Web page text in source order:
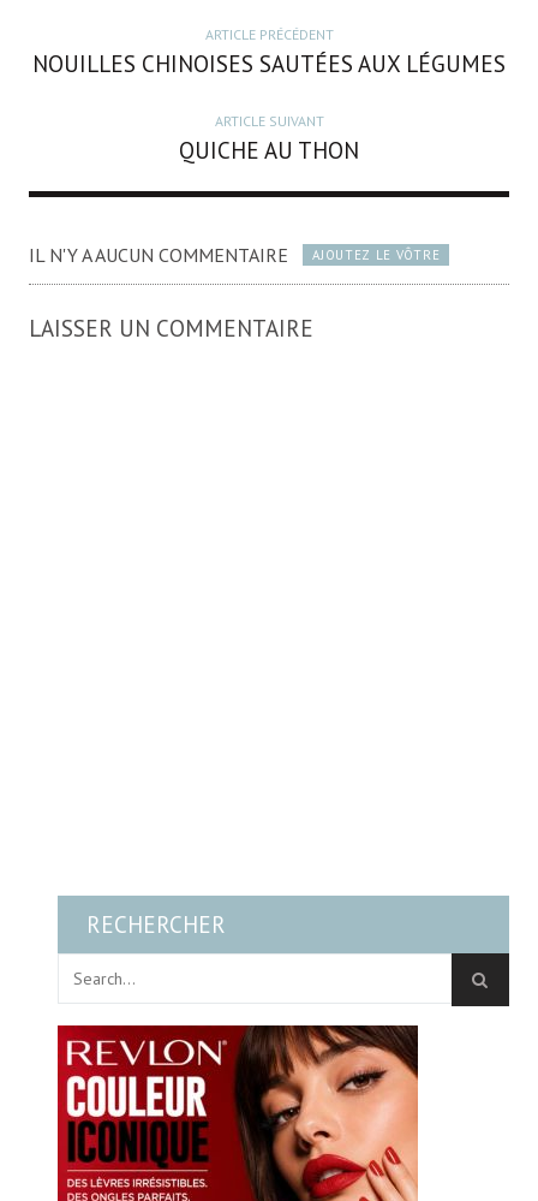
ARTICLE PRÉCÉDENT
NOUILLES CHINOISES SAUTÉES AUX LÉGUMES
ARTICLE SUIVANT
QUICHE AU THON
IL N'Y A AUCUN COMMENTAIRE AJOUTEZ LE VÔTRE
LAISSER UN COMMENTAIRE
RECHERCHER